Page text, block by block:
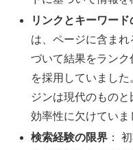
リンクとキーワード
は、ページに含ま
づいて結果をラン
を採用していまし
ジンは現代のもの
効率性に欠けていま
検索経験の限界 ：